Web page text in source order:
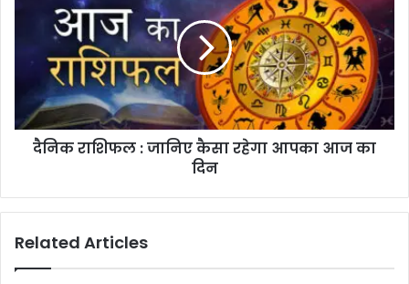
अधिक
उपयोग
:
का
दैनिक राशिफल : जानिए कैसा रहेगा आपका आज का
दिन
Related Articles